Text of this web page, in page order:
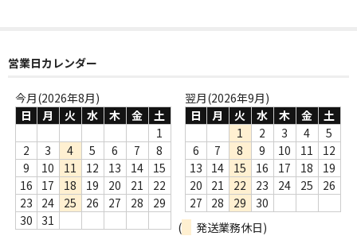
7INC
レア盤（1万円以上）
Webのみ no.1
Webのみ no.2
Webのみ no.3
Webのみ no.4
営業日カレンダー
今月(2026年8月)
日
月 火 水 木 金
土
1
2
3 4 5 6 7
8
9
10 11 12 13 14
15
16
17 18 19 20 21
22
23
24 25 26 27 28
29
30
31
翌月(2026年9月)
日
月 火 水 木 金
土
1
2 3 4
5
6
7 8 9 10 11
12
13
14 15 16 17 18
19
20
21 22 23 24 25
26
27
28 29
30
(
発送業務休日)